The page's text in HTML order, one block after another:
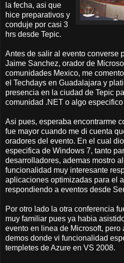
la fecha, asi que
hice preparativos y
conduje por casi 3
hrs desde Tepic.
Antes de salir al evento converse
Jaime Sanchez, orador de
comunidades Mexico, me
el Techdays en Guadalajara y
presencia en la ciudad de Tepic
comunidad .NET o algo
Asi pues, esperaba encontrarme
fue mayor cuando me di cuenta
oradores del evento. En el cual
especifica de Windows 7, tanto
desarrolladores, ademas mostro
funcionalidad muy interesante
aplicaciones optimizadas para el
respondiendo a eventos desde
Por otro lado la otra conferencia
muy familiar pues ya habia
evento en linea de Microsoft, pero
demos donde vi funcionalidad
templetes de Azure en VS 2008.